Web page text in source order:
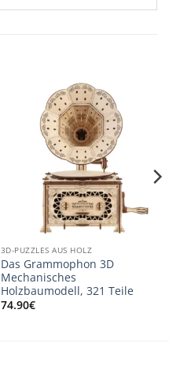
3D-PUZZLES AUS HOLZ
Das Grammophon 3D
Mechanisches
Holzbaumodell, 321 Teile
74.90€